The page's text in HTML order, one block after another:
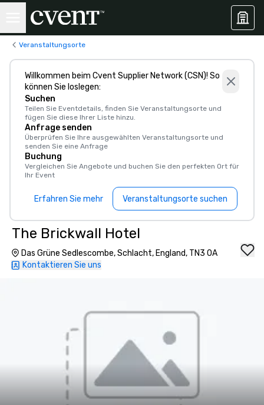
Veranstaltungsorte
Willkommen beim Cvent Supplier Network (CSN)! So
können Sie loslegen:
Suchen
Teilen Sie Eventdetails, finden Sie Veranstaltungsorte und
fügen Sie diese Ihrer Liste hinzu.
Anfrage senden
Überprüfen Sie Ihre ausgewählten Veranstaltungsorte und
senden Sie eine Anfrage
Buchung
Vergleichen Sie Angebote und buchen Sie den perfekten Ort für
Ihr Event
Erfahren Sie mehr Veranstaltungsorte suchen
The Brickwall Hotel
Das Grüne Sedlescombe, Schlacht, England, TN3 0A
Kontaktieren Sie uns